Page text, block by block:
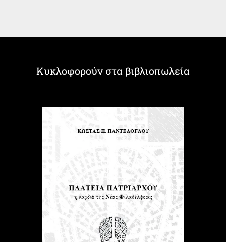
Κυκλοφορούν στα βιβλιοπωλεία